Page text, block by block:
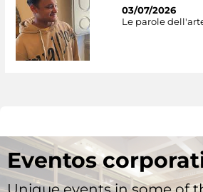
03/07/2026
Le parole
Eventos